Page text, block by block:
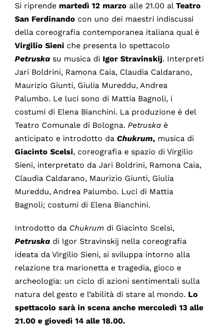
Si riprende martedì 12 marzo alle 21.00 al Teatro
San Ferdinando con uno dei maestri indiscussi
della coreografia contemporanea italiana qual è
Virgilio Sieni che presenta lo spettacolo
Petruskasu musica di Igor Stravinskij. Interpreti
Jari Boldrini, Ramona Caia, Claudia Caldarano,
Maurizio Giunti, Giulia Mureddu, Andrea
Palumbo. Le luci sono di Mattia Bagnoli, i
costumi di Elena Bianchini. La produzione è del
Teatro Comunale di Bologna. Petruska è
anticipato e introdotto da Chukrum, musica di
Giacinto Scelsi, coreografia e spazio di Virgilio
Sieni, interpretato da Jari Boldrini, Ramona Caia,
Claudia Caldarano, Maurizio Giunti, Giulia
Mureddu, Andrea Palumbo. Luci di Mattia
Bagnoli; costumi di Elena Bianchini.
Introdotto da Chukrum di Giacinto Scelsi,
Petruskadi Igor Stravinskij nella coreografia
ideata da Virgilio Sieni, si sviluppa intorno alla
relazione tra marionetta e tragedia, gioco e
archeologia: un ciclo di azioni sentimentali sulla
natura del gesto e l’abilità di stare al mondo. Lo
spettacolo sarà in scena anche mercoledì 13 alle
21.00 e giovedì 14 alle 18.00.